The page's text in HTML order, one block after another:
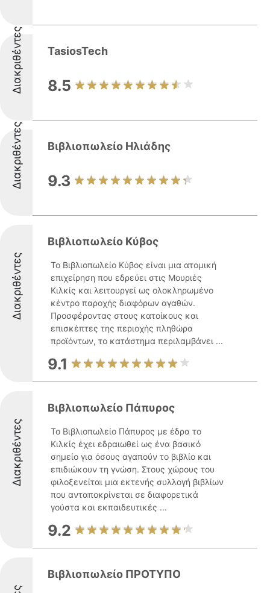
Διακριθέντες TasiosTech
8.5
Διακριθέντες Βιβλιοπωλείο Ηλιάδης
9.3
Διακριθέντες
Βιβλιοπωλείο Κύβος
Το Βιβλιοπωλείο Κύβος είναι μια ατομική
επιχείρηση που εδρεύει στις Μουριές
Κιλκίς και λειτουργεί ως ολοκληρωμένο
κέντρο παροχής διαφόρων αγαθών.
Προσφέροντας στους κατοίκους και
επισκέπτες της περιοχής πληθώρα
προϊόντων, το κατάστημα περιλαμβάνει ...
9.1
Διακριθέντες
Βιβλιοπωλείο Πάπυρος
Το Βιβλιοπωλείο Πάπυρος με έδρα το
Κιλκίς έχει εδραιωθεί ως ένα βασικό
σημείο για όσους αγαπούν το βιβλίο και
επιδιώκουν τη γνώση. Στους χώρους του
φιλοξενείται μια εκτενής συλλογή βιβλίων
που ανταποκρίνεται σε διαφορετικά
γούστα και εκπαιδευτικές ...
9.2
Βιβλιοπωλείο ΠΡΟΤΥΠΟ